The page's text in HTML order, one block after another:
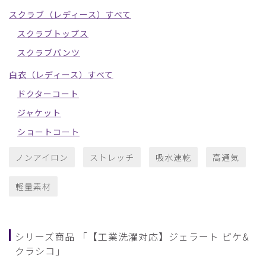
スクラブ（レディース）すべて
スクラブトップス
スクラブパンツ
白衣（レディース）すべて
ドクターコート
ジャケット
ショートコート
ノンアイロン ストレッチ 吸水速乾 高通気
軽量素材
シリーズ商品 「【工業洗濯対応】ジェラート ピケ&
クラシコ」